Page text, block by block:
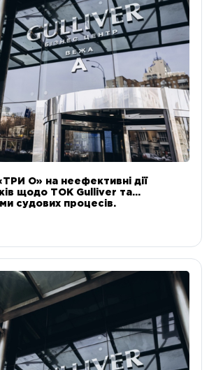
О» на неефективні дії
щодо ТОК Gulliver та
судових процесів.